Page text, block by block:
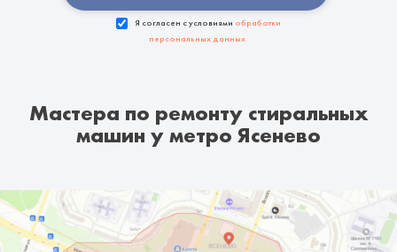
Я согласен с условиями обработки
персональных данных
Мастера по ремонту стиральных
машин у метро Ясенево